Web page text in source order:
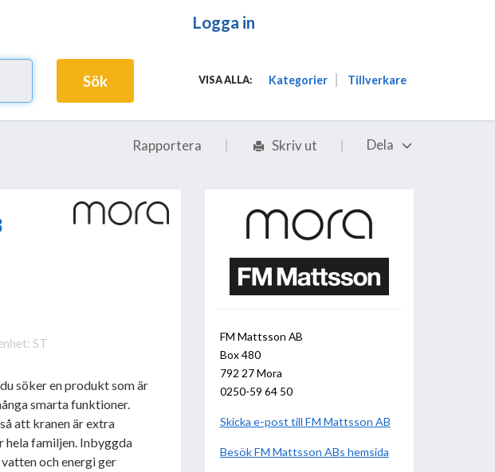
Logga in
Sök VISA ALLA: Kategorier Tillverkare
Rapportera Skriv ut Dela
ST
söker en produkt som är
smarta funktioner.
att kranen är extra
hela familjen. Inbyggda
och energi ger
FM Mattsson AB
Box 480
792 27 Mora
0250-59 64 50
Skicka e-post till FM Mattsson AB
BesökFM Mattsson AB hemsida